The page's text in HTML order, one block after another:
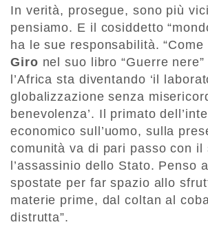
In verità, prosegue, sono più
pensiamo. E il cosiddetto
ha le sue responsabilità. “Come
Giro nel suo libro “Guerre
l’Africa sta diventando ‘il
globalizzazione senza
benevolenza’. Il primato
economico sull’uomo, sulla
comunità va di pari passo con il
l’assassinio dello Stato. Penso
spostate per far spazio allo
materie prime, dal coltan al
distrutta”.